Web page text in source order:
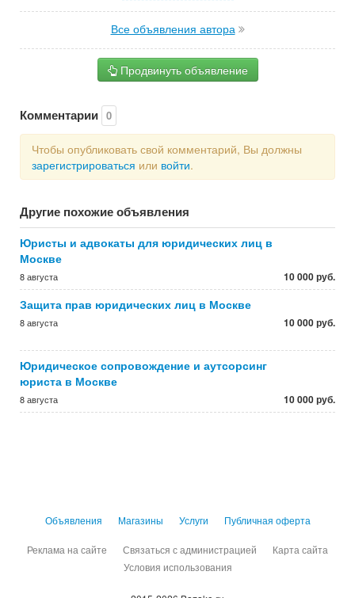
Все объявления автора
Продвинуть объявление
Комментарии 0
Чтобы опубликовать свой комментарий, Вы должны
зарегистрироваться или войти.
Другие похожие объявления
Юристы и адвокаты для юридических лиц в
Москве
8 августа 10 000 руб.
Защита прав юридических лиц в Москве
8 августа 10 000 руб.
Юридическое сопровождение и аутсорсинг
юриста в Москве
8 августа 10 000 руб.
Объявления Магазины Услуги Публичная оферта
Реклама на сайте Связаться с администрацией
Карта сайта
Условия использования